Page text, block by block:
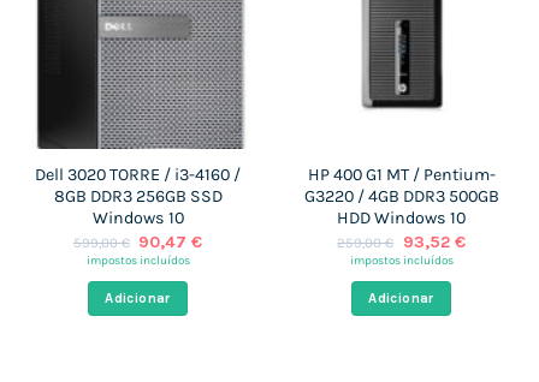
Dell 3020 TORRE / i3-4160 /
8GB DDR3 256GB SSD
Windows 10
599,00€ O
preço
era:
599,00 €.
90,47€O
impostos incluídos
Adicionar
HP 400 G1 MT / Pentium-
G3220 / 4GB DDR3 500GB
HDD Windows 10
259,00€
O
preço
era:
259,00 €.
93,52 €O
impostos incluídos
Adicionar